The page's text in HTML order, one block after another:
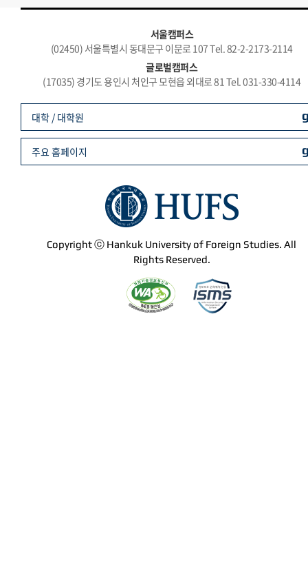
서울캠퍼스
(02450) 서울특별시 동대문구 이문로 107 Tel. 82-2-2173-2114
글로벌캠퍼스
(17035) 경기도 용인시 처인구 모현읍 외대로 81 Tel. 031-330-4114
Copyright ⓒ Hankuk University of Foreign Studies. All
Rights Reserved.
대학 / 대학원
주요 홈페이지